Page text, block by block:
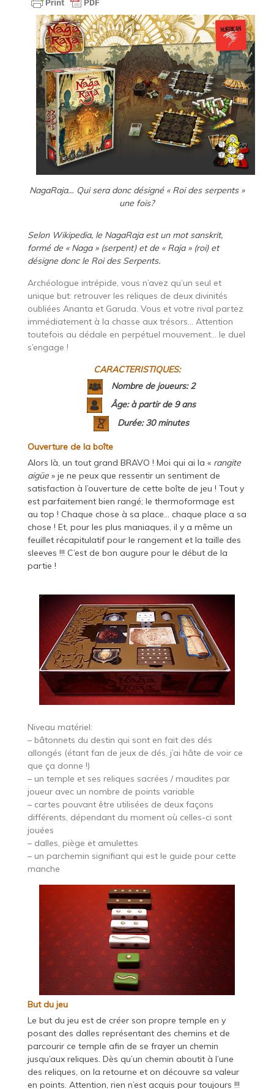
NagaRaja… Qui sera donc désigné « Roi des serpents »
une fois?
Selon Wikipedia, le NagaRaja est un mot sanskrit,
formé de « Naga » (serpent) et de « Raja » (roi) et
désigne donc le Roi des Serpents.
Archéologue intrépide, vous n’avez qu’un seul et
unique but: retrouver les reliques de deux divinités
oubliées Ananta et Garuda. Vous et votre rival partez
immédiatement à la chasse aux trésors… Attention
toutefois au dédale en perpétuel mouvement… le duel
s’engage !
CARACTERISTIQUES:
Nombre de joueurs: 2
Âge: à partir de 9 ans
Durée: 30 minutes
Ouverture de la boîte
Alors là, un tout grand BRAVO ! Moi qui ai la « rangite
aigüe» je ne peux que ressentir un sentiment de
satisfaction à l’ouverture de cette boîte de jeu ! Tout y
est parfaitement bien rangé; le thermoformage est
au top ! Chaque chose à sa place… chaque place a sa
chose ! Et, pour les plus maniaques, il y a même un
feuillet récapitulatif pour le rangement et la taille des
sleeves !!! C’est de bon augure pour le début de la
partie !
Niveau matériel:
– bâtonnets du destin qui sont en fait des dés
allongés (étant fan de jeux de dés, j’ai hâte de voir ce
que ça donne !)
– un temple et ses reliques sacrées / maudites par
joueur avec un nombre de points variable
– cartes pouvant être utilisées de deux façons
différents, dépendant du moment où celles-ci sont
jouées
– dalles, piège et amulettes
– un parchemin signifiant qui est le guide pour cette
manche
But du jeu
Le but du jeu est de créer son propre temple en y
posant des dalles représentant des chemins et de
parcourir ce temple afin de se frayer un chemin
jusqu’aux reliques. Dès qu’un chemin aboutit à l’une
des reliques, on la retourne et on découvre sa valeur
en points. Attention, rien n’est acquis pour toujours !!!